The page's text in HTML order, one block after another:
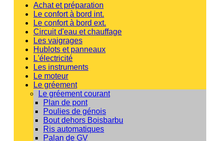
Achat et préparation
Le confort à bord int.
Le confort à bord ext.
Circuit d'eau et chauffage
Les vaigrages
Hublots et panneaux
L'électricité
Les instruments
Le moteur
Le gréement
Le gréement courant
Plan de pont
Poulies de génois
Bout dehors Boisbarbu
Ris automatiques
Palan de GV